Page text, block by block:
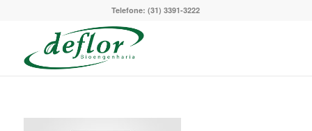
Telefone: (31) 3391-3222